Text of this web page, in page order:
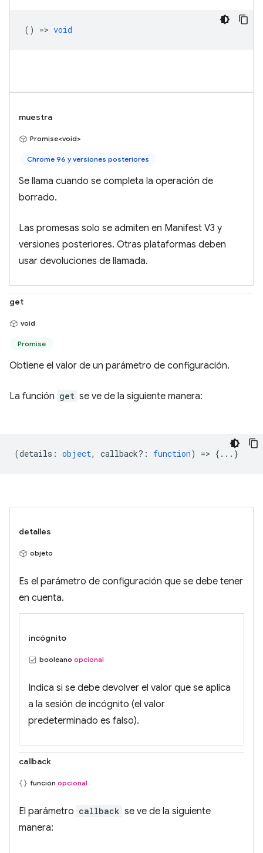
() => void
muestra
Promise<void>
Chrome 96 y versiones posteriores
Se llama cuando se completa la operación de
borrado.
Las promesas solo se admiten en Manifest V3 y
versiones posteriores. Otras plataformas deben
usar devoluciones de llamada.
get
void
Promise
Obtiene el valor de un parámetro de configuración.
La función get se ve de la siguiente manera:
(details : object, callback? : function) => {...}
detalles
objeto
Es el parámetro de configuración que se debe tener
en cuenta.
incógnito
booleano opcional
Indica si se debe devolver el valor que se aplica
a la sesión de incógnito (el valor
predeterminado es falso).
callback
función opcional
El parámetro callback se ve de la siguiente
manera: